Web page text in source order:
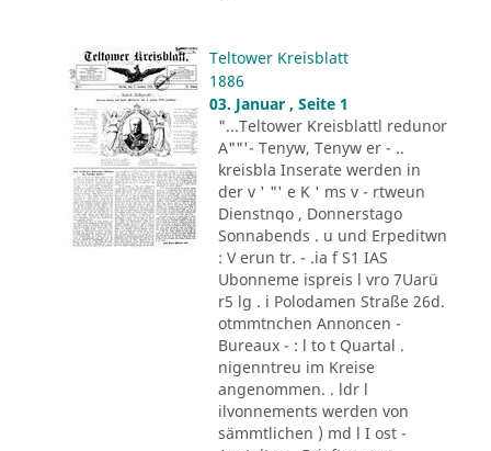
Teltower Kreisblatt
1886
03. Januar , Seite 1
"...Teltower Kreisblattl redunor
A""'- Tenyw, Tenyw er - ..
kreisbla Inserate werden in
der v ' "' e K ' ms v - rtweun
Dienstnqo , Donnerstago
Sonnabends . u und Erpeditwn
: V erun tr. - .ia f S1 IAS
Ubonneme ispreis l vro 7Uarü
r5 lg . i Polodamen Straße 26d.
otmmtnchen Annoncen -
Bureaux - : l to t Quartal .
nigenntreu im Kreise
angenommen. . ldr l
ilvonnements werden von
sämmtlichen ) md l I ost -